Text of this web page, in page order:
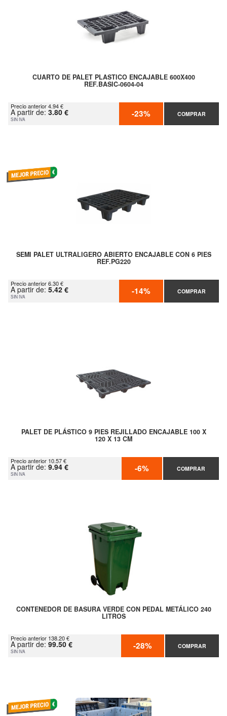
CUARTO DE PALET PLASTICO ENCAJABLE 600X400
REF.BASIC-0604-04
Precio anterior 4.94 €
A partir de: 3.80 €
SIN IVA -23% COMPRAR
SEMI PALET ULTRALIGERO ABIERTO ENCAJABLE CON 6 PIES
REF.PG220
Precio anterior 6.30 €
A partir de: 5.42 €
SIN IVA -14% COMPRAR
PALET DE PLÁSTICO 9 PIES REJILLADO ENCAJABLE 100 X
120 X 13 CM
Precio anterior 10.57 €
A partir de: 9.94 €
SIN IVA -6% COMPRAR
CONTENEDOR DE BASURA VERDE CON PEDAL METÁLICO 240
LITROS
Precio anterior 138.20 €
A partir de: 99.50 €
SIN IVA -28% COMPRAR